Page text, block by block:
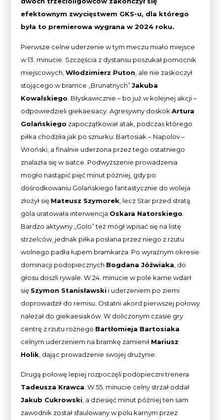
efektownym zwycięstwem GKS-u, dla którego
była to premierowa wygrana w 2024 roku.
Pierwsze celne uderzenie w tym meczu miało miejsce
w 13. minucie. Szczęścia z dystansu poszukał pomocnik
miejscowych,Włodzimierz Puton , ale nie zaskoczył
stojącego w bramce „Brunatnych”Jakuba
Kowalskiego . Błyskawicznie – bo już w kolejnej akcji –
odpowiedzieli giekaesiacy. Agresywny doskokArtura
Golańskiego zapoczątkował atak, podczas którego
piłka chodziła jak po sznurku: Bartosiak – Napolov –
Wroński, a finalnie uderzona przez tego ostatniego
znalazła się w siatce. Podwyższenie prowadzenia
mogło nastąpić pięć minut później, gdy po
dośrodkowaniu Golańskiego fantastycznie do woleja
złożył się Mateusz Szymorek , lecz Star przed stratą
gola uratowała interwencja Oskara Natorskiego
Bardzo aktywny „Golo” też mógł wpisać się na listę
strzelców, jednak piłka posłana przez niego z rzutu
wolnego padła łupem bramkarza. Po wyraźnym okresie
dominacji podopiecznych Bogdana Jóźwiaka , do
głosu doszli rywale. W 24. minucie w pole karne wdarł
się Szymon Stanisławski i uderzeniem po ziemi
doprowadził do remisu. Ostatni akord pierwszej połowy
należał do giekaesiaków. W doliczonym czasie gry
centrę z rzutu rożnego Bartłomieja Bartosiaka
celnym uderzeniem na bramkę zamienił Mariusz
Holik , dając prowadzenie swojej drużynie.
Drugą połowę lepiej rozpoczęli podopieczni trenera
Tadeusza Krawca. W 55. minucie celny strzał oddał
Jakub Cukrowski, a dziesięć minut później ten sam
zawodnik został sfaulowany w polu karnym przez